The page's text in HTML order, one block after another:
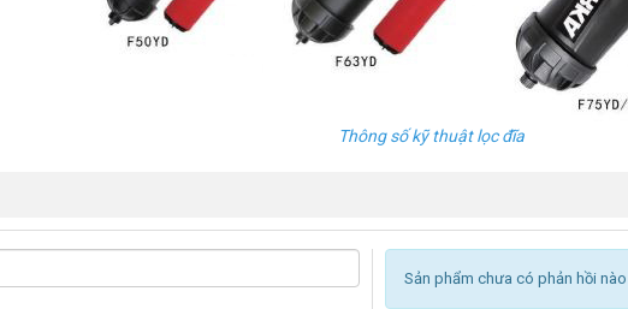
Thông số kỹ thuật lọc đĩa
Sản phẩm chưa có phản hồi nào